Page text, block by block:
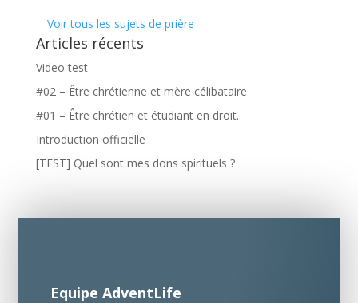
Voir tous les sujets de prière
Articles récents
Video test
#02 – Être chrétienne et mère célibataire
#01 – Être chrétien et étudiant en droit.
Introduction officielle
[TEST] Quel sont mes dons spirituels ?
Equipe AdventLife